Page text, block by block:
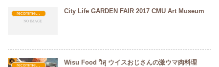
City Life GARDEN FAIR 2017 CMU Art Museum
Wisu Food วิสุ ウイスおじさんの激ウマ肉料理